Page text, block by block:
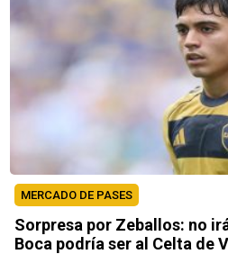
MERCADO DE PASES
Sorpresa por Zeballos: no
Boca podría ser al Celta de